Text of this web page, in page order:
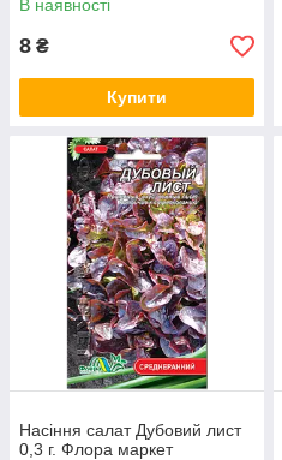
В наявності
8 ₴
Купити
Насіння салат Дубовий лист
0,3 г. Флора маркет